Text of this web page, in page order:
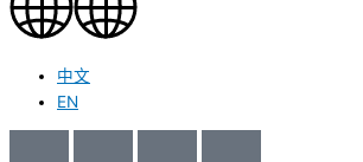
中文
EN